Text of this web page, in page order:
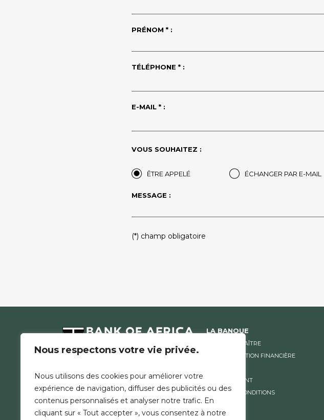
Nous respectons votre vie privée.
Nous utilisons des cookies pour améliorer votre
expérience de navigation, diffuser des publicités ou des
contenus personnalisés et analyser notre trafic. En
cliquant sur « Tout accepter », vous consentez à notre
PRÉNOM * :
TÉLÉPHONE * :
E-MAIL * :
VOUS SOUHAITEZ :
ÊTRE APPELÉ ÉCHANGER PAR E-MAIL
MESSAGE :
PLEASE
LEAVE
(*) champ obligatoire
LA BANQUE
NOUS CONNAÎTRE
COMMUNICATION FINANCIÈRE
RECRUTEMENT
TARIFS ET CONDITIONS